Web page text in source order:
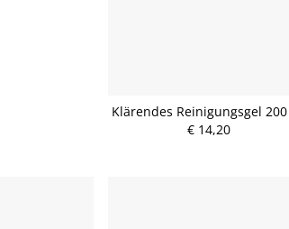
Klärendes Reinigungsgel
€ 14,20